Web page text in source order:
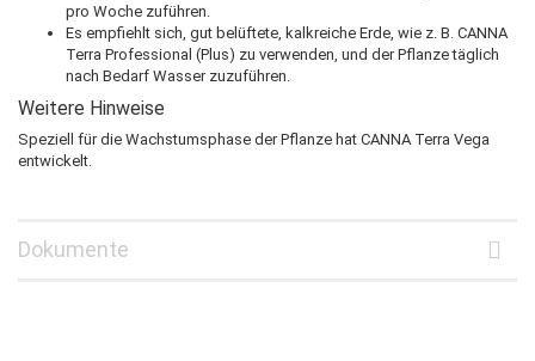
pro Woche zuführen.
Es empfiehlt sich, gut belüftete, kalkreiche Erde, wie z. B. CANNA
Terra Professional (Plus) zu verwenden, und der Pflanze täglich
nach Bedarf Wasser zuzuführen.
Weitere Hinweise
Speziell für die Wachstumsphase der Pflanze hat CANNA Terra Vega
entwickelt.
Dokumente